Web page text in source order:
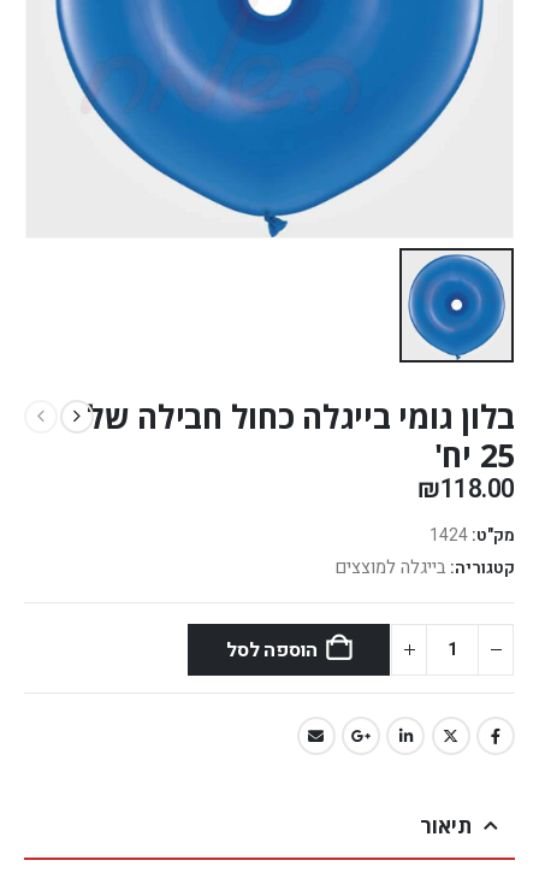
בלון גומי בייגלה כחול חבילה של
25 יח'
₪118.00
מק"ט: 1424
קטגוריה: בייגלה למוצצים
הוספה לסל
תיאור